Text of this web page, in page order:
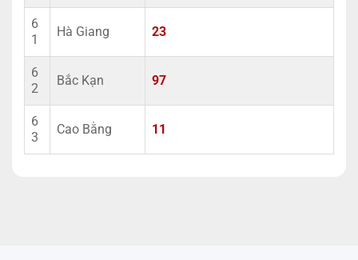
6
1
Hà Giang 23
6
2
Bắc Kạn 97
6
3
Cao Bằng 11